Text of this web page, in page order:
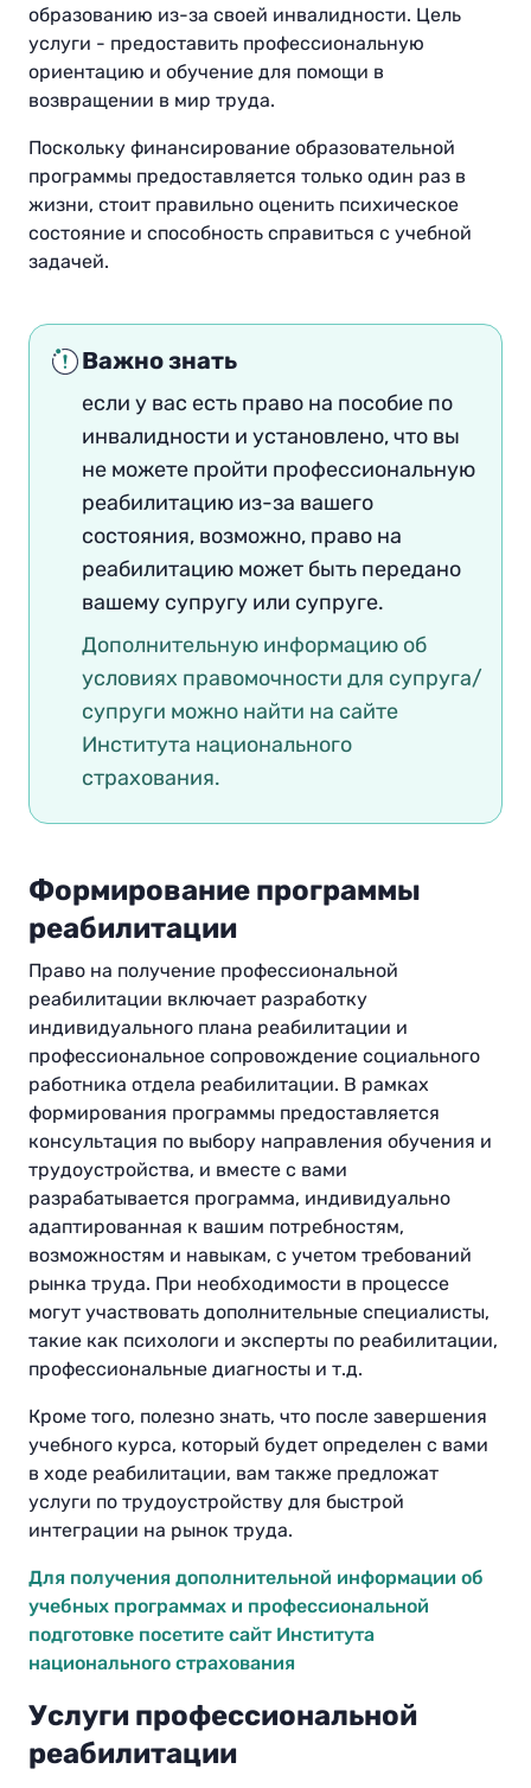
образованию из-за своей инвалидности. Цель
услуги - предоставить профессиональную
ориентацию и обучение для помощи в
возвращении в мир труда.
Поскольку финансирование образовательной
программы предоставляется только один раз в
жизни, стоит правильно оценить психическое
состояние и способность справиться с учебной
задачей.
Важно знать
если у вас есть право на пособие по
инвалидности и установлено, что вы
не можете пройти профессиональную
реабилитацию из-за вашего
состояния, возможно, право на
реабилитацию может быть передано
вашему супругу или супруге.
Дополнительную информацию об
условиях правомочности для супруга/
супруги можно найти на сайте
Института национального
страхования.
Формирование программы
реабилитации
Право на получение профессиональной
реабилитации включает разработку
индивидуального плана реабилитации и
профессиональное сопровождение социального
работника отдела реабилитации. В рамках
формирования программы предоставляется
консультация по выбору направления обучения и
трудоустройства, и вместе с вами
разрабатывается программа, индивидуально
адаптированная к вашим потребностям,
возможностям и навыкам, с учетом требований
рынка труда. При необходимости в процессе
могут участвовать дополнительные специалисты,
такие как психологи и эксперты по реабилитации,
профессиональные диагносты и т.д.
Кроме того, полезно знать, что после завершения
учебного курса, который будет определен с вами
в ходе реабилитации, вам также предложат
услуги по трудоустройству для быстрой
интеграции на рынок труда.
Для получения дополнительной информации об
учебных программах и профессиональной
подготовке посетите сайт Института
национального страхования
Услуги профессиональной
реабилитации